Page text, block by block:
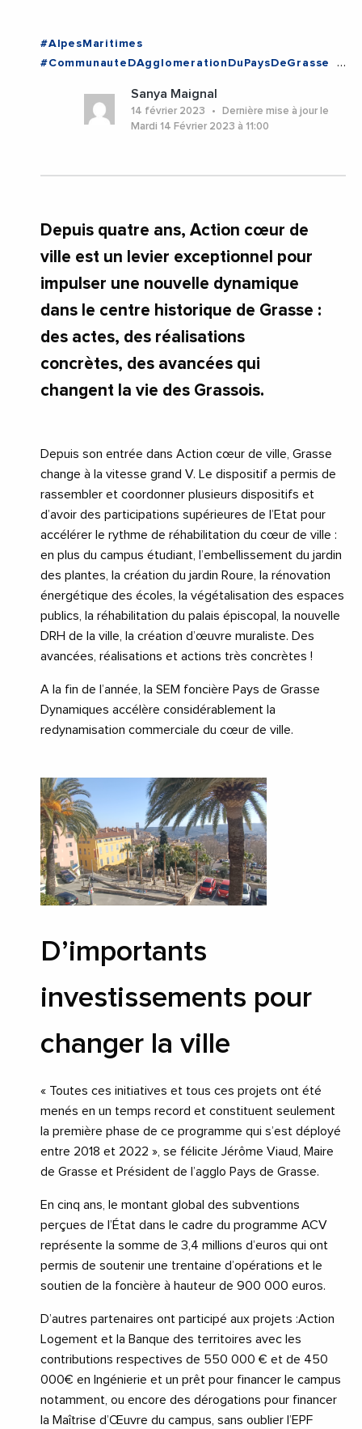
#AlpesMaritimes
#CommunauteDAgglomerationDuPaysDeGrasse
#JeromeViaud
#Renovation
#Videos
#Grasse #ProvenceAlpesCoteDAzur
Sanya Maignal
14 février 2023
Dernière mise à jour le
Mardi 14 Février 2023 à 11:00
Depuis quatre ans, Action cœur de
ville est un levier exceptionnel pour
impulser une nouvelle dynamique
dans le centre historique de Grasse :
des actes, des réalisations
concrètes, des avancées qui
changent la vie des Grassois.
Depuis son entrée dans Action cœur de ville, Grasse
change à la vitesse grand V. Le dispositif a permis de
rassembler et coordonner plusieurs dispositifs et
d’avoir des participations supérieures de l’Etat pour
accélérer le rythme de réhabilitation du cœur de ville :
en plus du campus étudiant, l’embellissement du jardin
des plantes, la création du jardin Roure, la rénovation
énergétique des écoles, la végétalisation des espaces
publics, la réhabilitation du palais épiscopal, la nouvelle
DRH de la ville, la création d’œuvre muraliste. Des
avancées, réalisations et actions très concrètes !
A la fin de l’année, la SEM foncière Pays de Grasse
Dynamiques accélère considérablement la
redynamisation commerciale du cœur de ville.
D’importants
investissements pour
changer la ville
« Toutes ces initiatives et tous ces projets ont été
menés en un temps record et constituent seulement
la première phase de ce programme qui s’est déployé
entre 2018 et 2022 », se félicite Jérôme Viaud, Maire
de Grasse et Président de l’agglo Pays de Grasse.
En cinq ans, le montant global des subventions
perçues de l’État dans le cadre du programme ACV
représente la somme de 3,4 millions d’euros qui ont
permis de soutenir une trentaine d’opérations et le
soutien de la foncière à hauteur de 900 000 euros.
D’autres partenaires ont participé aux projets :Action
Logement et la Banque des territoires avec les
contributions respectives de 550 000 € et de 450
000€ en Ingénierie et un prêt pour financer le campus
notamment, ou encore des dérogations pour financer
la Maîtrise d’Œuvre du campus, sans oublier l’EPF